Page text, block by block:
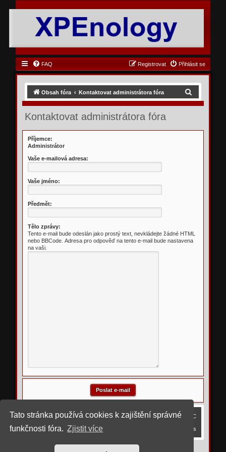
Tato stránka používá cookies k zajištění správné
funkčnosti fóra. Zjistit více
FAQ Přihlásit se
Registrovat
Obsah fóra Kontaktovat administrátora fóra
Kontaktovat administrátora fóra
Příjemce:
Administrátor
Vaše e-mailová adresa:
Vaše jméno:
Předmět:
Tělo zprávy:
Tento e-mail bude odeslán jako prostý text, nevkládejte žádné HTML
nebo BBCode. Adresa pro odpověď na tento e-mail bude nastavena
na vaši.
Obsah fóra Všechny časy jsou v UTC
Smazat cookies
Kontaktujte nás